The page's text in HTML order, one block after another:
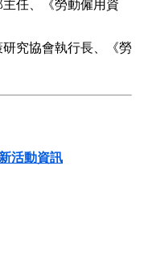
任、《勞動僱用資
究協會執行長、《勞
活動資訊